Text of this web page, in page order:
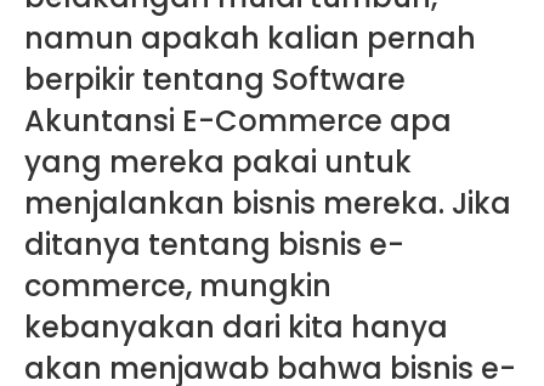
namun apakah kalian pernah
berpikir tentang Software
Akuntansi E-Commerce apa
yang mereka pakai untuk
menjalankan bisnis mereka. Jika
ditanya tentang bisnis e-
commerce, mungkin
kebanyakan dari kita hanya
akan menjawab bahwa bisnis e-